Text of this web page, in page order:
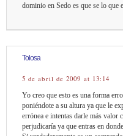
dominio en Sedo es que se lo que
Tolosa
5 de abril de 2009 at 13:14
Yo creo que esto es una forma
poniéndote a su altura ya que le
errónea e intentas darle más valor
perjudicaría ya que entras en